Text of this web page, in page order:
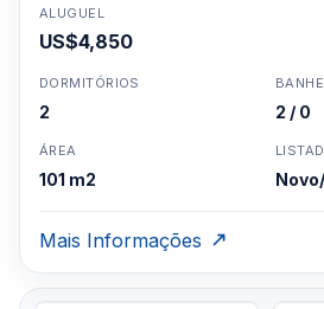
ALUGUEL
US$4,850
DORMITÓRIOS
2 2 / 0
ÁREA
101 m2
Mais Informações